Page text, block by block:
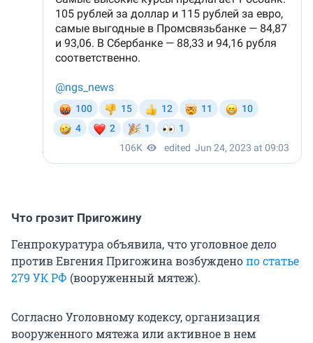
Что грозит Пригожину
Генпрокуратура объявила, что уголовное дело
против Евгения Пригожина возбужденопо статье
279 УК РФ (вооруженный мятеж).
Согласно Уголовному кодексу, организация
вооруженного мятежа или активное в нем